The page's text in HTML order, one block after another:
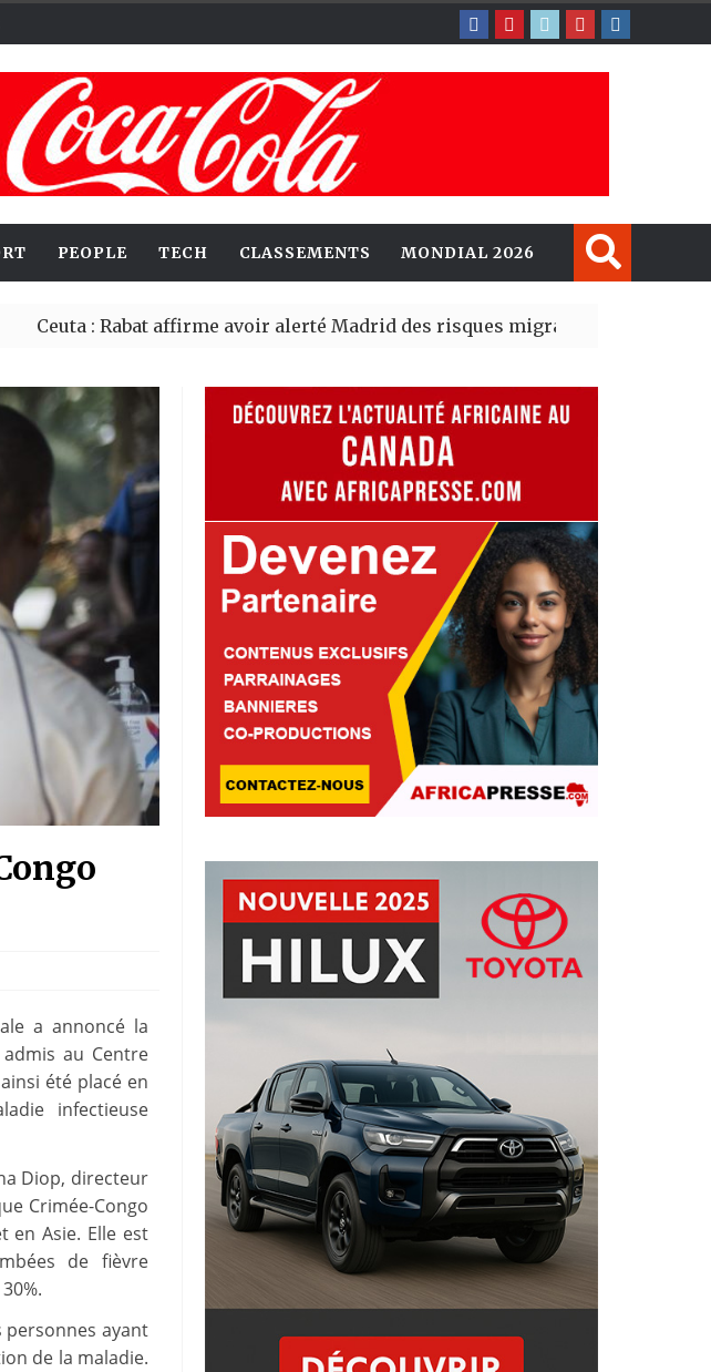
PEOPLE TECH CLASSEMENTS MONDIAL 2026
: Rabat affirme avoir alerté Madrid des risques migratoires dès juillet
a annoncé la
au Centre
été placé en
infectieuse
Diop, directeur
Crimée-Congo
en Asie. Elle est
de fièvre
personnes ayant
de la maladie.